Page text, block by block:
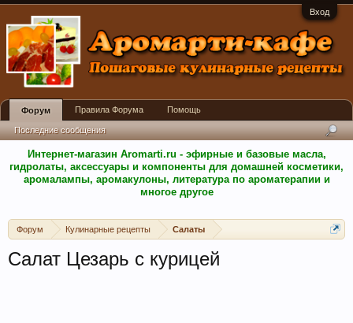
Вход
Интернет-магазин Aromarti.ru - эфирные и базовые масла,
гидролаты, аксессуары и компоненты для домашней косметики,
аромалампы, аромакулоны, литература по ароматерапии и
многое другое
Форум Кулинарные рецепты Салаты
Салат Цезарь с курицей
Форум
Последние сообщения
Правила Форума Помощь